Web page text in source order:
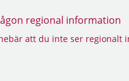
regional information
att du inte ser regionalt